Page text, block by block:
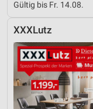
Gültig bis Fr. 14.08.
XXXLutz